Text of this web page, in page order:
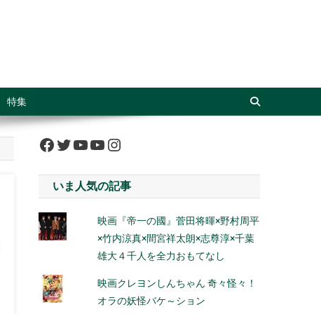
特集
Facebook
Twitter
YouTube
YouTube
Instagram
いま人気の記事
映画『帝一の國』菅田将暉×野村周平
×竹内涼真×間宮祥太朗×志尊淳×千葉
雄大４千人を全力おもてなし
映画クレヨンしんちゃん 奇々怪々！
オラの妖怪バケ～ション